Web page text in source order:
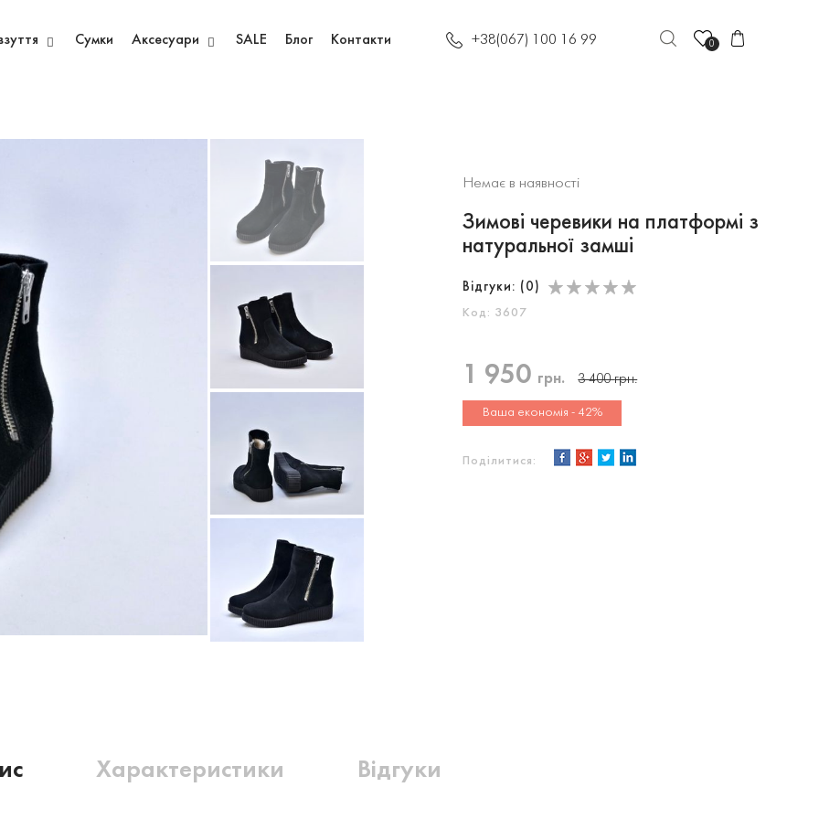
Сумки Аксесуари SALE Блог Контакти +38(067) 100 16 99 0
Немає в наявності
Зимові черевики на платформі з
натуральної замші
Відгуки: ( 0 )
Код: 3607
1 950 грн. 3 400грн.
Ваша економія - 42%
Поділитися:
Характеристики Відгуки